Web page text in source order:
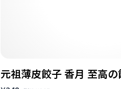
元祖薄皮餃子 香月 至高